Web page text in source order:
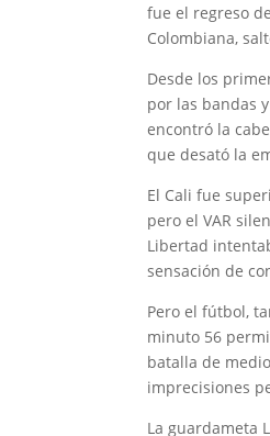
fue el regreso
Colombiana,
Desde los
por las bandas
encontró la
que desató la
El Cali fue
pero el VAR
Libertad
sensación de
Pero el fútbol,
minuto 56
batalla de
imprecisiones
La guardameta